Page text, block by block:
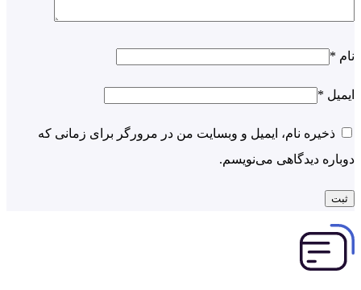
*
ذخیره نام، ایمیل و وبسایت من در مرورگر برای زمانی که
دیدگاهی می‌نویسم.